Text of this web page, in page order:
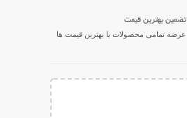
تضمین بهترین قیمت
عرضه تمامی محصولات با بهترین قیمت ها